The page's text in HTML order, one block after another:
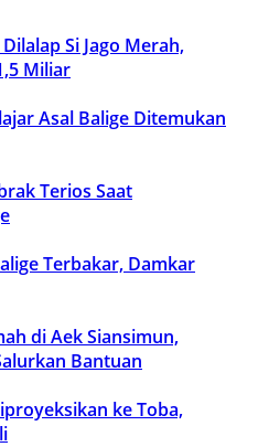
Si Jago Merah,
Miliar
Asal Balige Ditemukan
Terios Saat
Terbakar, Damkar
di Aek Siansimun,
Bantuan
ke Toba,